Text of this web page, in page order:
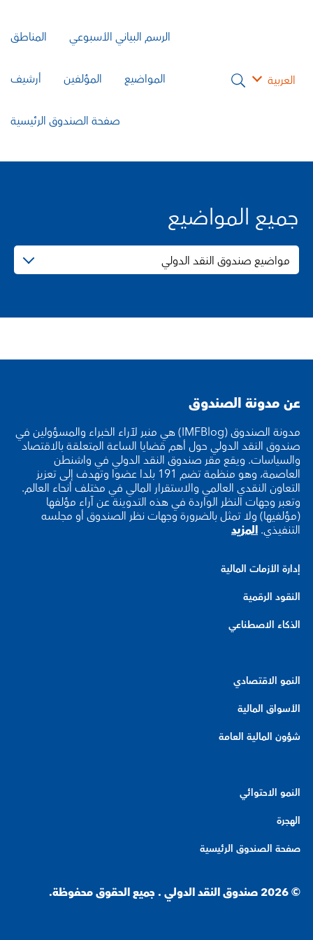
العربية
الرسم البياني الأسبوعي المناطق
المواضيع المؤلفين أرشيف
صفحة الصندوق الرئيسية
جميع المواضيع
مواضيع صندوق النقد الدولي
عن مدونة الصندوق
مدونة الصندوق (IMFBlog) هي منبر لآراء الخبراء والمسؤولين في
صندوق النقد الدولي حول أهم قضايا الساعة المتعلقة بالاقتصاد
والسياسات. ويقع مقر صندوق النقد الدولي في واشنطن
العاصمة، وهو منظمة تضم 191 بلدا عضوا وتهدف إلى تعزيز
التعاون النقدي العالمي والاستقرار المالي في مختلف أنحاء العالم.
وتعبر وجهات النظر الواردة في هذه التدوينة عن آراء مؤلفها
(مؤلفيها) ولا تمثل بالضرورة وجهات نظر الصندوق أو مجلسه
التنفيذي.المزيد
إدارة الأزمات المالية
النقود الرقمية
الذكاء الاصطناعي
النمو الاقتصادي
الأسواق المالية
شؤون المالية العامة
النمو الاحتوائي
الهجرة
صفحة الصندوق الرئيسية
© 2026 صندوق النقد الدولي . جميع الحقوق محفوظة.